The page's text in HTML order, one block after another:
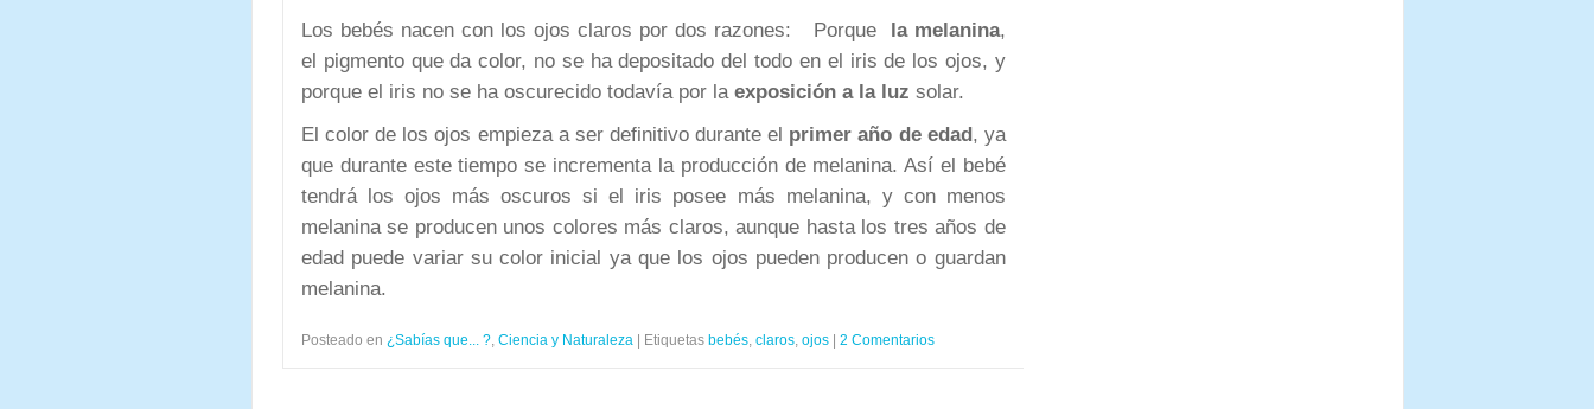
Los bebés nacen con los ojos claros por dos razones: Porque la melanina,
el pigmento que da color, no se ha depositado del todo en el iris de los ojos, y
porque el iris no se ha oscurecido todavía por la exposición a la luz solar.
El color de los ojos empieza a ser definitivo durante el primer año de edad, ya
que durante este tiempo se incrementa la producción de melanina. Así el bebé
tendrá los ojos más oscuros si el iris posee más melanina, y con menos
melanina se producen unos colores más claros, aunque hasta los tres años de
edad puede variar su color inicial ya que los ojos pueden producen o guardan
melanina.
Posteado en ¿Sabías que... ?, Ciencia y Naturaleza Etiquetas bebés, claros, ojos 2 Comentarios